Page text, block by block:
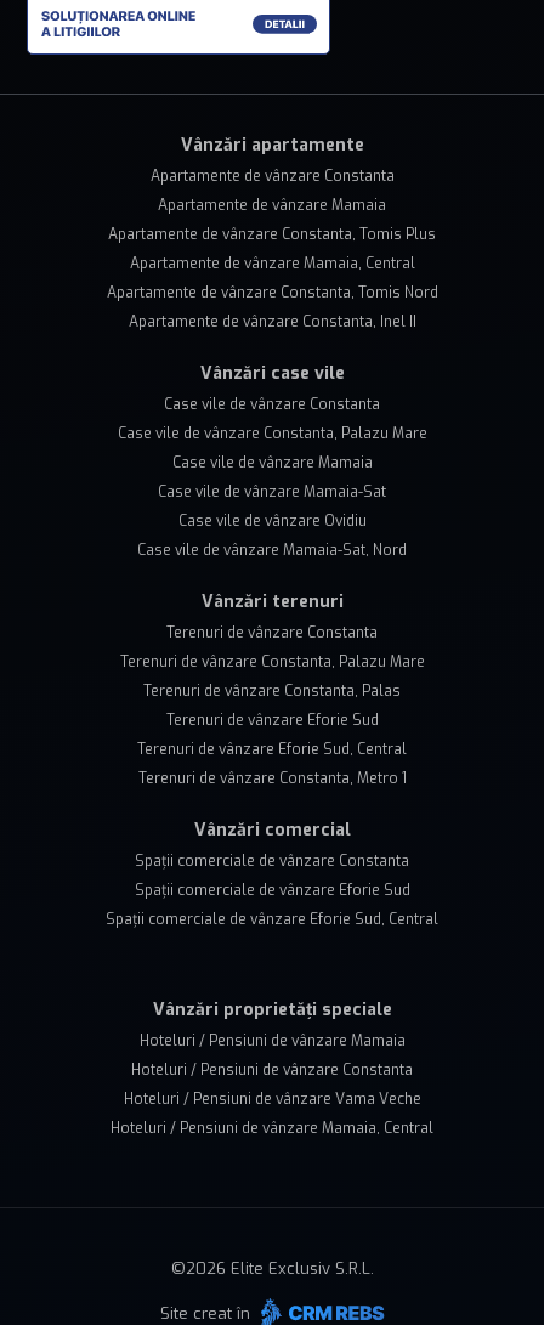
Vânzări apartamente
Apartamente de vânzare Constanta
Apartamente de vânzare Mamaia
Apartamente de vânzare Constanta, Tomis Plus
Apartamente de vânzare Mamaia, Central
Apartamente de vânzare Constanta, Tomis Nord
Apartamente de vânzare Constanta, Inel II
Vânzări case vile
Case vile de vânzare Constanta
Case vile de vânzare Constanta, Palazu Mare
Case vile de vânzare Mamaia
Case vile de vânzare Mamaia-Sat
Case vile de vânzare Ovidiu
Case vile de vânzare Mamaia-Sat, Nord
Vânzări terenuri
Terenuri de vânzare Constanta
Terenuri de vânzare Constanta, Palazu Mare
Terenuri de vânzare Constanta, Palas
Terenuri de vânzare Eforie Sud
Terenuri de vânzare Eforie Sud, Central
Terenuri de vânzare Constanta, Metro 1
Vânzări comercial
Spații comerciale de vânzare Constanta
Spații comerciale de vânzare Eforie Sud
Spații comerciale de vânzare Eforie Sud, Central
Vânzări proprietăți speciale
Hoteluri / Pensiuni de vânzare Mamaia
Hoteluri / Pensiuni de vânzare Constanta
Hoteluri / Pensiuni de vânzare Vama Veche
Hoteluri / Pensiuni de vânzare Mamaia, Central
©2026 Elite Exclusiv S.R.L.
Site creat în